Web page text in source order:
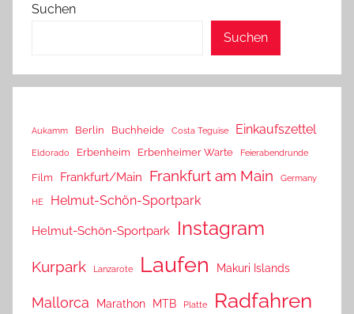
Suchen
Suchen
Aukamm Berlin Buchheide Costa Teguise Einkaufszettel
Eldorado Erbenheim Erbenheimer Warte Feierabendrunde
Film Frankfurt/Main Frankfurt am Main Germany
HE Helmut-Schön-Sportpark
Helmut-Schön-Sportpark Instagram
Kurpark Lanzarote Laufen Makuri Islands
Mallorca Marathon MTB Platte Radfahren